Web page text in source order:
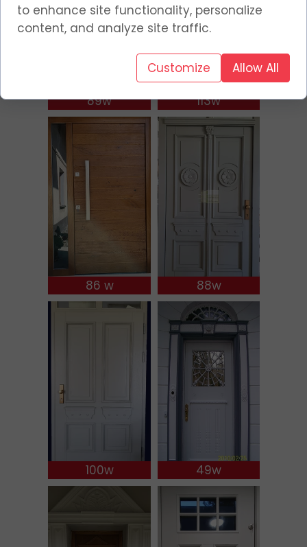
89w 113w
86 w 88w
100w 49w
to enhance site functionality, personalize
content, and analyze site traffic.
Customize Allow All